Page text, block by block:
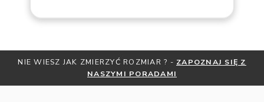
NIE WIESZ JAK ZMIERZYĆ ROZMIAR ? - ZAPOZNAJ SIĘ Z
NASZYMI PORADAMI